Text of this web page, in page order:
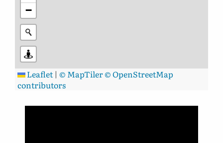
−
Leaflet | © MapTiler© OpenStreetMap
contributors